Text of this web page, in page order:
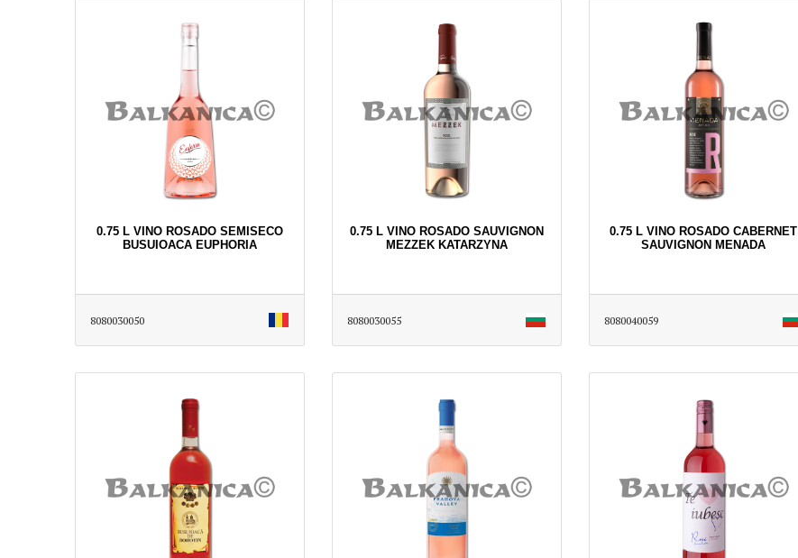
0.75 L VINO ROSADO SEMISECO
BUSUIOACA EUPHORIA
8080030050
0.75 L VINO ROSADO SAUVIGNON
MEZZEK KATARZYNA
8080030055
0.75 L VINO ROSADO CABERNET
SAUVIGNON MENADA
8080040059